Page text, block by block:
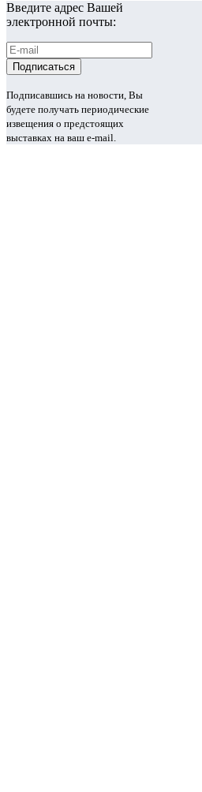
Введите адрес Вашей
электронной почты:
Подписавшись на новости, Вы
будете получать периодические
извещения о предстоящих
выставках на ваш e-mail.